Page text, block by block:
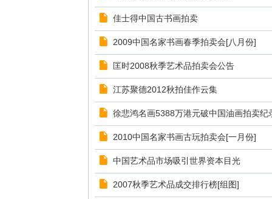
佳士得中国古书画拍卖
2009中国名家书画春季拍卖会[八月份]
匡时2008秋季艺术品拍卖会公告
江苏聚德2012秋拍佳作云集
徐悲鸿名画5388万港元破中国油画拍卖纪
2010中国名家书画古玩拍卖会[一月份]
中国艺术品市场吸引世界资本目光
2007秋季艺术品成交排行榜[组图]